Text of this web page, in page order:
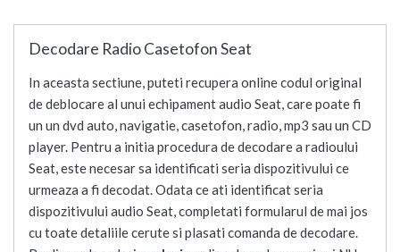
Decodare Radio Casetofon Seat
In aceasta sectiune, puteti recupera online codul original
de deblocare al unui echipament audio Seat, care poate fi
un un dvd auto, navigatie, casetofon, radio, mp3 sau un CD
player. Pentru a initia procedura de decodare a radioului
Seat, este necesar sa identificati seria dispozitivului ce
urmeaza a fi decodat. Odata ce ati identificat seria
dispozitivului audio Seat, completati formularul de mai jos
cu toate detaliile cerute si plasati comanda de decodare.